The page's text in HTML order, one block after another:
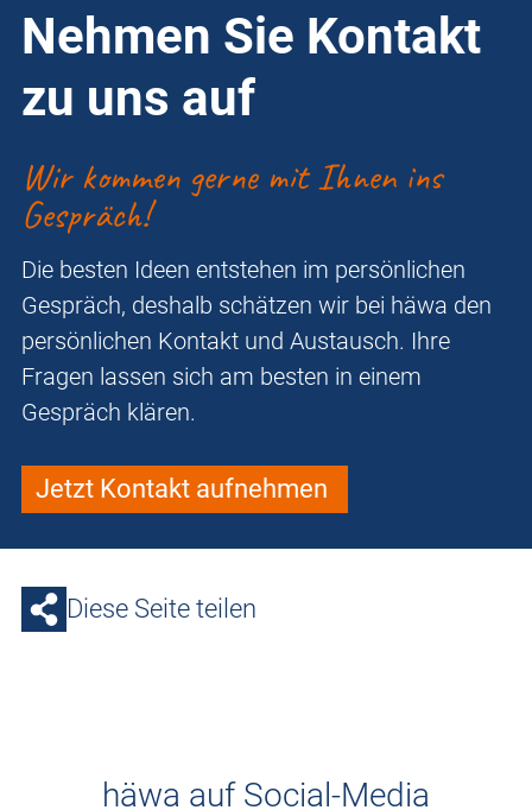
Nehmen Sie Kontakt
zu uns auf
Wir kommen gerne mit Ihnen ins
Gespräch!
Die besten Ideen entstehen im persönlichen
Gespräch, deshalb schätzen wir bei häwa den
persönlichen Kontakt und Austausch. Ihre
Fragen lassen sich am besten in einem
Gespräch klären.
Jetzt Kontakt aufnehmen
Diese Seite teilen
häwa auf Social-Media